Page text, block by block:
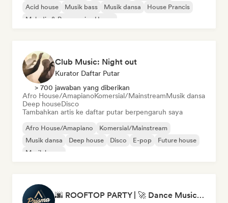
Acid house
Musik bass Musik dansa
House Prancis
Melodic & Progressive House
Club Music: Night out
Kurator Daftar Putar
> 700 jawaban yang diberikan
Afro House/AmapianoKomersial/MainstreamMusik dansa
Deep houseDisco
Tambahkan artis ke daftar putar berpengaruh saya
Afro House/Amapiano
Komersial/Mainstream
Musik dansa
Deep house Disco E-pop
Future house
Musik house
🌆 ROOFTOP PARTY | 🚀 Dance Music Mix 2026 by Prisma Records